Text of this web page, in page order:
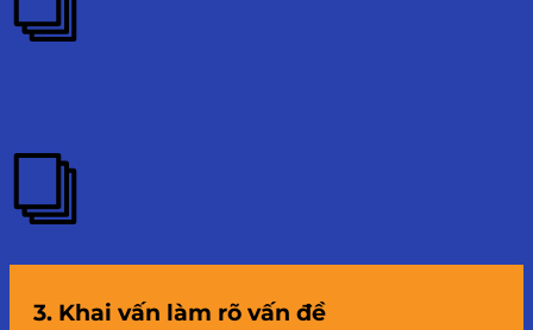
3. Khai vấn làm rõ vấn đề